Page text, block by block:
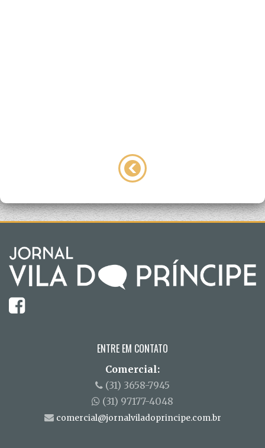
ENTRE EM CONTATO
Comercial:
(31) 3658-7945
(31) 97177-4048
comercial@jornalviladoprincipe.com.br